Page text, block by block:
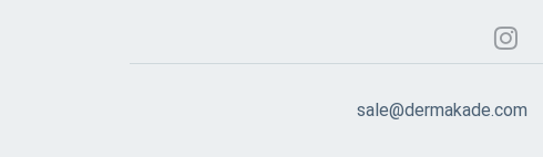
sale@dermakade.com